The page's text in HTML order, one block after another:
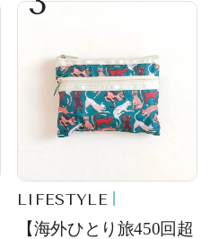
LIFESTYLE
【海外ひとり旅450回超